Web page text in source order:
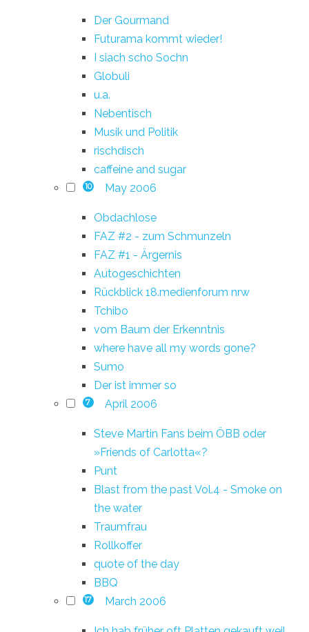
Der Gourmand
Futurama kommt wieder!
I siach scho Sochn
Globuli
u.a.
Nebentisch
Musik und Politik
rischdisch
caffeine and sugar
10 May 2006
Obdachlose
FAZ #2 - zum Schmunzeln
FAZ #1 - Ärgernis
Autogeschichten
Rückblick 18.medienforum nrw
Tchibo
vom Baum der Erkenntnis
where have all my words gone?
Sumo
Der ist immer so
7 April 2006
Steve Martin Fans beim ÖBB oder
»Friends of Carlotta«?
Punt
Blast from the past Vol.4 - Smoke on
the water
Traumfrau
Rollkoffer
quote of the day
BBQ
17 March 2006